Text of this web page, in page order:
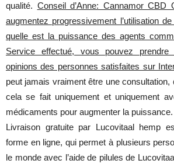
qualité. Conseil d’Anne: Cannamor
augmentez progressivement l’utilisation
quelle est la puissance des agents
Service effectué, vous pouvez
opinions des personnes satisfaites sur
peut jamais vraiment être une consultation,
cela se fait uniquement et uniquement
médicaments pour augmenter la puissance.
Livraison gratuite par Lucovitaal hemp
forme en ligne, qui permet à plusieurs
le monde avec l’aide de pilules de